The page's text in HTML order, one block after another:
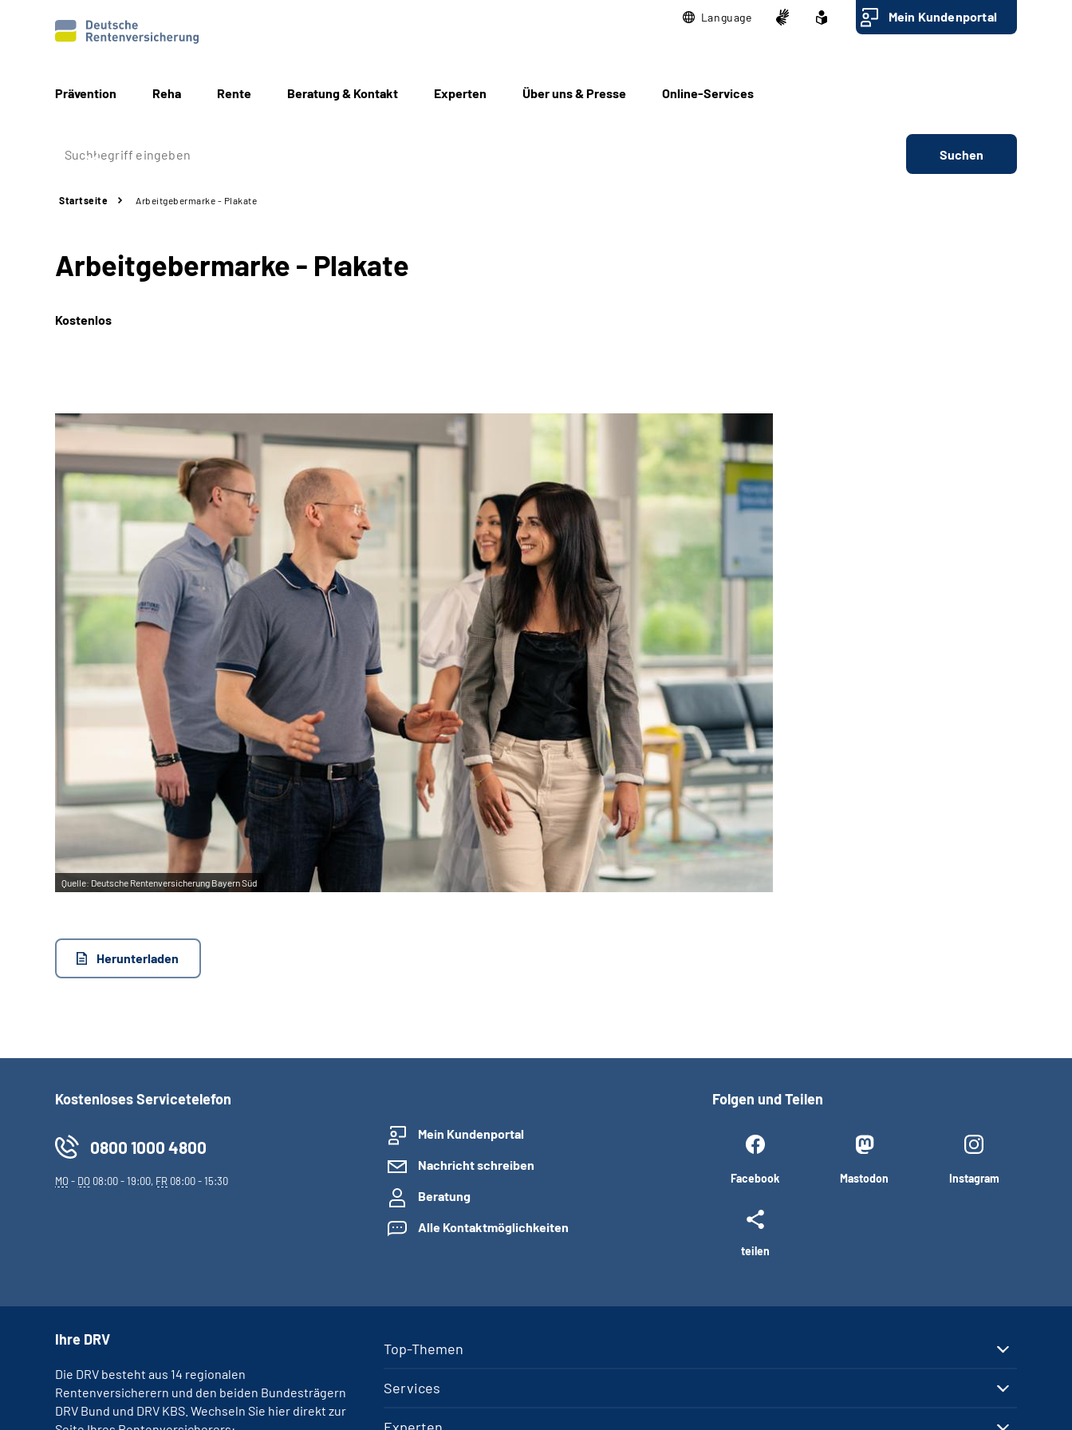
Language Mein Kundenportal
Prävention Reha Rente Beratung & Kontakt Experten Über uns & Presse Online-Services
Suchen
Startseite Arbeitgebermarke - Plakate
Arbeitgebermarke - Plakate
Kostenlos
Quelle: Deutsche Rentenversicherung Bayern Süd
Herunterladen
Kostenloses Servicetelefon
0800 1000 4800
MO- DO 08:00 - 19:00, FR 08:00 - 15:30
Mein Kundenportal
Nachricht schreiben
Beratung
Alle Kontaktmöglichkeiten
Folgen und Teilen
Facebook Mastodon Instagram
teilen
Top-Themen
Services
Ihre DRV
Die DRV besteht aus 14 regionalen
Rentenversicherern und den beiden Bundesträgern
DRV Bund und DRV KBS. Wechseln Sie hier direkt zur